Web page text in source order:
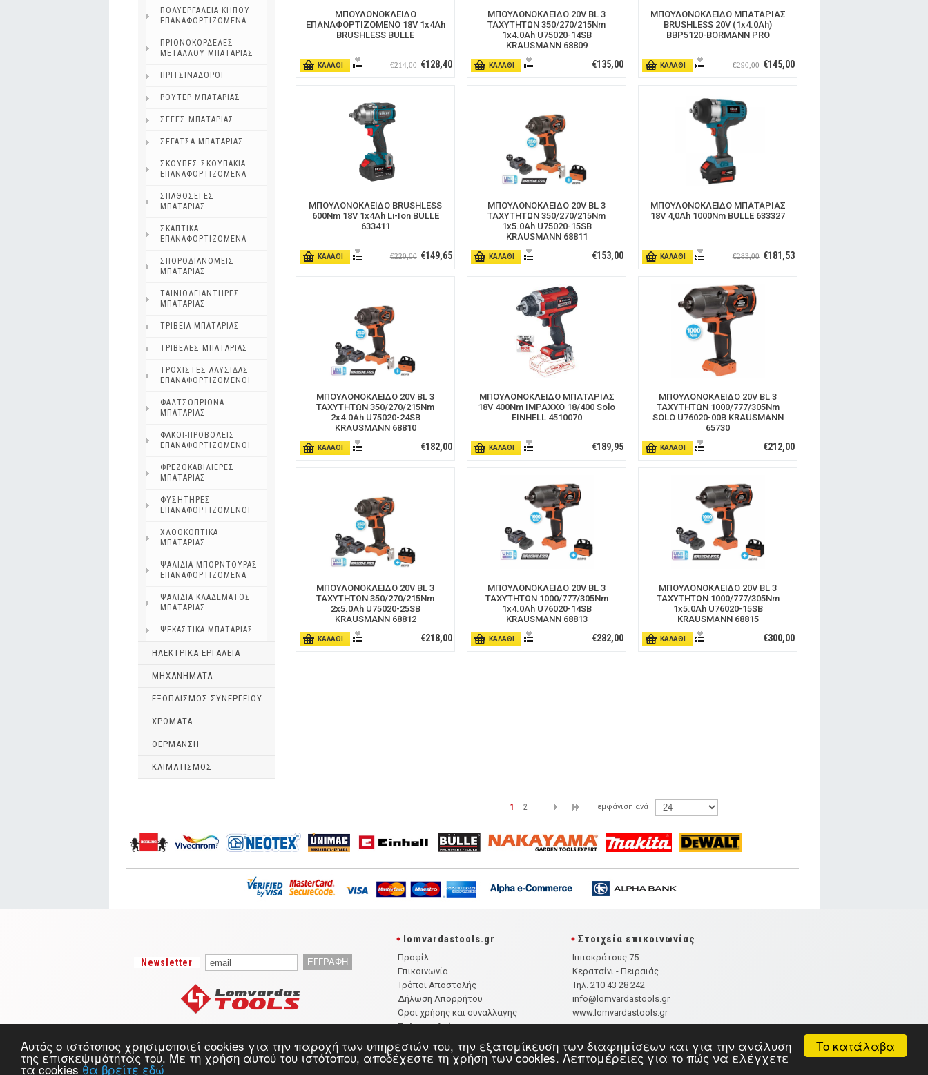
Το κατάλαβα
Αυτός ο ιστότοπος χρησιμοποιεί cookies για την παροχή των υπηρεσιών του, την εξατομίκευση των διαφημίσεων και για την ανάλυση
της επισκεψιμότητας του. Με τη χρήση αυτού του ιστότοπου, αποδέχεστε τη χρήση των cookies. Λεπτομέρειες για το πώς να ελέγχετε
τα cookiesθα βρείτε εδώ
ΠΟΛΥΕΡΓΑΛΕΙΑ ΚΗΠΟΥ
ΕΠΑΝΑΦΟΡΤΙΖΟΜΕΝΑ
ΠΡΙΟΝΟΚΟΡΔΕΛΕΣ
ΜΕΤΑΛΛΟΥ ΜΠΑΤΑΡΙΑΣ
ΠΡΙΤΣΙΝΑΔΟΡΟΙ
ΡΟΥΤΕΡ ΜΠΑΤΑΡΙΑΣ
ΣΕΓΕΣ ΜΠΑΤΑΡΙΑΣ
ΣΕΓΑΤΣΑ ΜΠΑΤΑΡΙΑΣ
ΣΚΟΥΠΕΣ-ΣΚΟΥΠΑΚΙΑ
ΕΠΑΝΑΦΟΡΤΙΖΟΜΕΝΑ
ΣΠΑΘΟΣΕΓΕΣ
ΜΠΑΤΑΡΙΑΣ
ΣΚΑΠΤΙΚΑ
ΕΠΑΝΑΦΟΡΤΙΖΟΜΕΝΑ
ΣΠΟΡΟΔΙΑΝΟΜΕΙΣ
ΜΠΑΤΑΡΙΑΣ
ΤΑΙΝΙΟΛΕΙΑΝΤΗΡΕΣ
ΜΠΑΤΑΡΙΑΣ
ΤΡΙΒΕΙΑ ΜΠΑΤΑΡΙΑΣ
ΤΡΙΒΕΛΕΣ ΜΠΑΤΑΡΙΑΣ
ΤΡΟΧΙΣΤΕΣ ΑΛΥΣΙΔΑΣ
ΕΠΑΝΑΦΟΡΤΙΖΟΜΕΝΟΙ
ΦΑΛΤΣΟΠΡΙΟΝΑ
ΜΠΑΤΑΡΙΑΣ
ΦΑΚΟΙ-ΠΡΟΒΟΛΕΙΣ
ΕΠΑΝΑΦΟΡΤΙΖΟΜΕΝΟΙ
ΦΡΕΖΟΚΑΒΙΛΙΕΡΕΣ
ΜΠΑΤΑΡΙΑΣ
ΦΥΣΗΤΗΡΕΣ
ΕΠΑΝΑΦΟΡΤΙΖΟΜΕΝΟΙ
ΧΛΟΟΚΟΠΤΙΚΑ
ΜΠΑΤΑΡΙΑΣ
ΨΑΛΙΔΙΑ ΜΠΟΡΝΤΟΥΡΑΣ
ΕΠΑΝΑΦΟΡΤΙΖΟΜΕΝΑ
ΨΑΛΙΔΙΑ ΚΛΑΔΕΜΑΤΟΣ
ΜΠΑΤΑΡΙΑΣ
ΨΕΚΑΣΤΙΚΑ ΜΠΑΤΑΡΙΑΣ
ΗΛΕΚΤΡΙΚΑ ΕΡΓΑΛΕΙΑ
ΜΗΧΑΝΗΜΑΤΑ
ΕΞΟΠΛΙΣΜΟΣ ΣΥΝΕΡΓΕΙΟΥ
ΧΡΩΜΑΤΑ
ΘΕΡΜΑΝΣΗ
ΚΛΙΜΑΤΙΣΜΟΣ
ΜΠΟΥΛΟΝΟΚΛΕΙΔΟ
ΕΠΑΝΑΦΟΡΤΙΖΟΜΕΝΟ 18V 1x4Ah
BRUSHLESS BULLE
ΚΑΛΑΘΙ €128,40
€214,00
ΜΠΟΥΛΟΝΟΚΛΕΙΔΟ 20V BL 3
ΤΑΧΥΤΗΤΩΝ 350/270/215Nm
1x4.0Ah U75020-14SB
KRAUSMANN 68809
ΚΑΛΑΘΙ €135,00
ΜΠΟΥΛΟΝΟΚΛΕΙΔΟ ΜΠΑΤΑΡΙΑΣ
BRUSHLESS 20V (1x4.0Ah)
BBP5120-BORMANN PRO
ΚΑΛΑΘΙ €145,00
€290,00
ΜΠΟΥΛΟΝΟΚΛΕΙΔΟ BRUSHLESS
600Nm 18V 1x4Ah Li-Ion BULLE
633411
ΚΑΛΑΘΙ €149,65
€220,00
ΜΠΟΥΛΟΝΟΚΛΕΙΔΟ 20V BL 3
ΤΑΧΥΤΗΤΩΝ 350/270/215Nm
1x5.0Ah U75020-15SB
KRAUSMANN 68811
ΚΑΛΑΘΙ €153,00
ΜΠΟΥΛΟΝΟΚΛΕΙΔΟ ΜΠΑΤΑΡΙΑΣ
18V 4,0Ah 1000Nm BULLE 633327
ΚΑΛΑΘΙ €181,53
€283,00
ΜΠΟΥΛΟΝΟΚΛΕΙΔΟ 20V BL 3
ΤΑΧΥΤΗΤΩΝ 350/270/215Nm
2x4.0Ah U75020-24SB
KRAUSMANN 68810
ΚΑΛΑΘΙ €182,00
ΜΠΟΥΛΟΝΟΚΛΕΙΔΟ ΜΠΑΤΑΡΙΑΣ
18V 400Nm IMPAXXO 18/400 Solo
EINHELL 4510070
ΚΑΛΑΘΙ €189,95
ΜΠΟΥΛΟΝΟΚΛΕΙΔΟ 20V BL 3
ΤΑΧΥΤΗΤΩΝ 1000/777/305Nm
SOLO U76020-00B KRAUSMANN
65730
ΚΑΛΑΘΙ €212,00
ΜΠΟΥΛΟΝΟΚΛΕΙΔΟ 20V BL 3
ΤΑΧΥΤΗΤΩΝ 350/270/215Nm
2x5.0Ah U75020-25SB
KRAUSMANN 68812
ΚΑΛΑΘΙ €218,00
ΜΠΟΥΛΟΝΟΚΛΕΙΔΟ 20V BL 3
ΤΑΧΥΤΗΤΩΝ 1000/777/305Nm
1x4.0Ah U76020-14SB
KRAUSMANN 68813
ΚΑΛΑΘΙ €282,00
ΜΠΟΥΛΟΝΟΚΛΕΙΔΟ 20V BL 3
ΤΑΧΥΤΗΤΩΝ 1000/777/305Nm
1x5.0Ah U76020-15SB
KRAUSMANN 68815
ΚΑΛΑΘΙ €300,00
1 2 εμφάνιση ανά
Newsletter
lomvardastools.gr
Προφίλ
Επικοινωνία
Τρόποι Αποστολής
Δήλωση Απορρήτου
Όροι χρήσης και συναλλαγής
Πολιτική Ακύρωσης
Πολιτική Ασφαλείας
Στοιχεία επικοινωνίας
Ιπποκράτους 75
Κερατσίνι - Πειραιάς
Τηλ. 210 43 28 242
info@lomvardastools.gr
www.lomvardastools.gr
Copyright ©lomvardastools.gr . All rights reserved Κατασκευή ιστοσελίδων HellasSITES